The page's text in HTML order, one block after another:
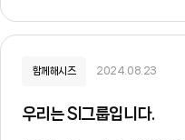
함께해시즈 2024.08.23
우리는 SI그룹입니다.